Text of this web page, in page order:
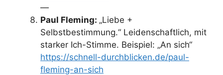
—
Paul Fleming: „Liebe +
Selbstbestimmung.“ Leidenschaftlich, mit
starker Ich-Stimme. Beispiel: „An sich“
https://schnell-durchblicken.de/paul-
fleming-an-sich